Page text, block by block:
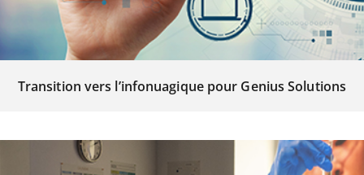
Transition vers l’infonuagique pour Genius Solutions